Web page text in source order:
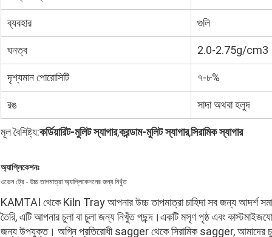
ব্যবহার গুলি
ঘনত্ব 2.0-2.75g/cm3
দৃশ্যমান পোরোসিটি ৭-৮%
রঙ সাদা অথবা হলুদ
মূল বৈশিষ্ট্য:কর্ডিয়ারিট-মুলিট স্যাগার,করন্ডাম-মুলিট স্যাগার,সিরামিক স্যাগার
অ্যাপ্লিকেশনঃ
ওভেন ট্রে - উচ্চ তাপমাত্রা অ্যাপ্লিকেশনের জন্য নিখুঁত
KAMTAI থেকে Kiln Tray আপনার উচ্চ তাপমাত্রা চাহিদা সব জন্য আদর্শ
তৈরি, এটি আপনার চুলা বা চুলা জন্য নিখুঁত পছন্দ।একটি মসৃণ পৃষ্ঠ এবং
জন্য উপযুক্ত। অগ্নি প্রতিরোধী sagger থেকে সিরামিক sagger, আমাদের